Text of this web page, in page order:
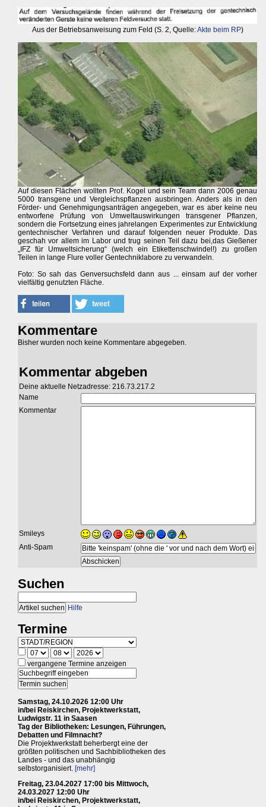
Aus der Betriebsanweisung zum Feld (S. 2, Quelle:Akte beim RP)
Auf diesen Flächen wollten Prof. Kogel und sein Team dann 2006 genau
5000 transgene und Vergleichspflanzen ausbringen. Anders als in den
Förder- und Genehmigungsanträgen angegeben, war es aber keine neu
entworfene Prüfung von Umweltauswirkungen transgener Pflanzen,
sondern die Fortsetzung eines jahrelangen Experimentes zur Entwicklung
gentechnischer Verfahren und darauf folgenden neuer Produkte. Das
geschah vor allem im Labor und trug seinen Teil dazu bei,das Gießener
„IFZ für Umweltsicherung“ (welch ein Etikettenschwindel!) zu großen
Teilen in lange Flure voller Gentechniklabore zu verwandeln.
Foto: So sah das Genversuchsfeld dann aus ... einsam auf der vorher
vielfältig genutzten Fläche.
Kommentare
Bisher wurden noch keine Kommentare abgegeben.
Kommentar abgeben
Deine aktuelle Netzadresse: 216.73.217.2
Name
Kommentar
Smileys
Anti-Spam
Suchen
Hilfe
Termine
vergangene Termine anzeigen
Samstag, 24.10.2026 12:00 Uhr
in/bei Reiskirchen, Projektwerkstatt,
Ludwigstr. 11 in Saasen
Tag der Bibliotheken: Lesungen, Führungen,
Debatten und Filmnacht?
Die Projektwerkstatt beherbergt eine der
größten politischen und Sachbibliotheken des
Landes - und das unabhängig
selbstorganisiert. [mehr]
Freitag, 23.04.2027 17:00 bis Mittwoch,
24.03.2027 12:00 Uhr
in/bei Reiskirchen, Projektwerkstatt,